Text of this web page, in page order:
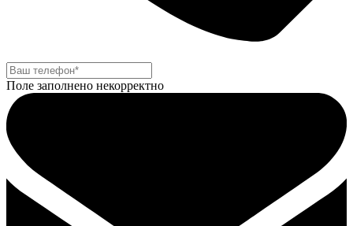
Поле заполнено некорректно